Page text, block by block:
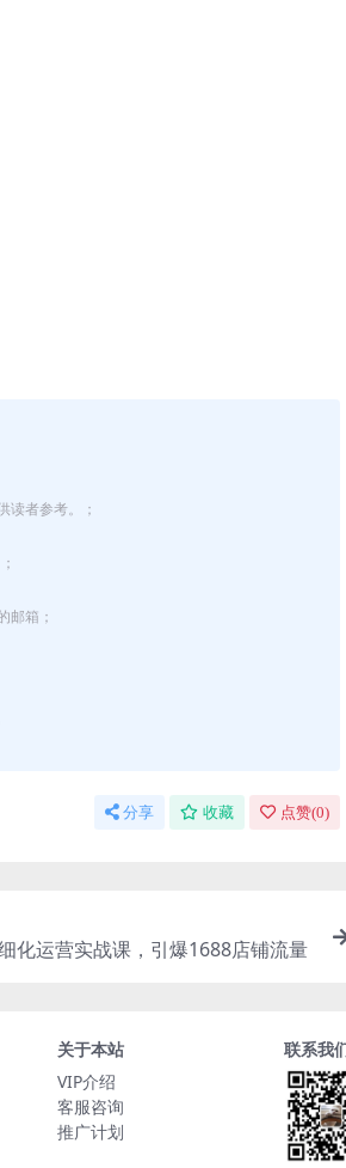
读者参考。；
邮箱；
分享 收藏 点赞(0)
化运营实战课，引爆1688店铺流量
关于本站
VIP介绍
客服咨询
推广计划
联系我